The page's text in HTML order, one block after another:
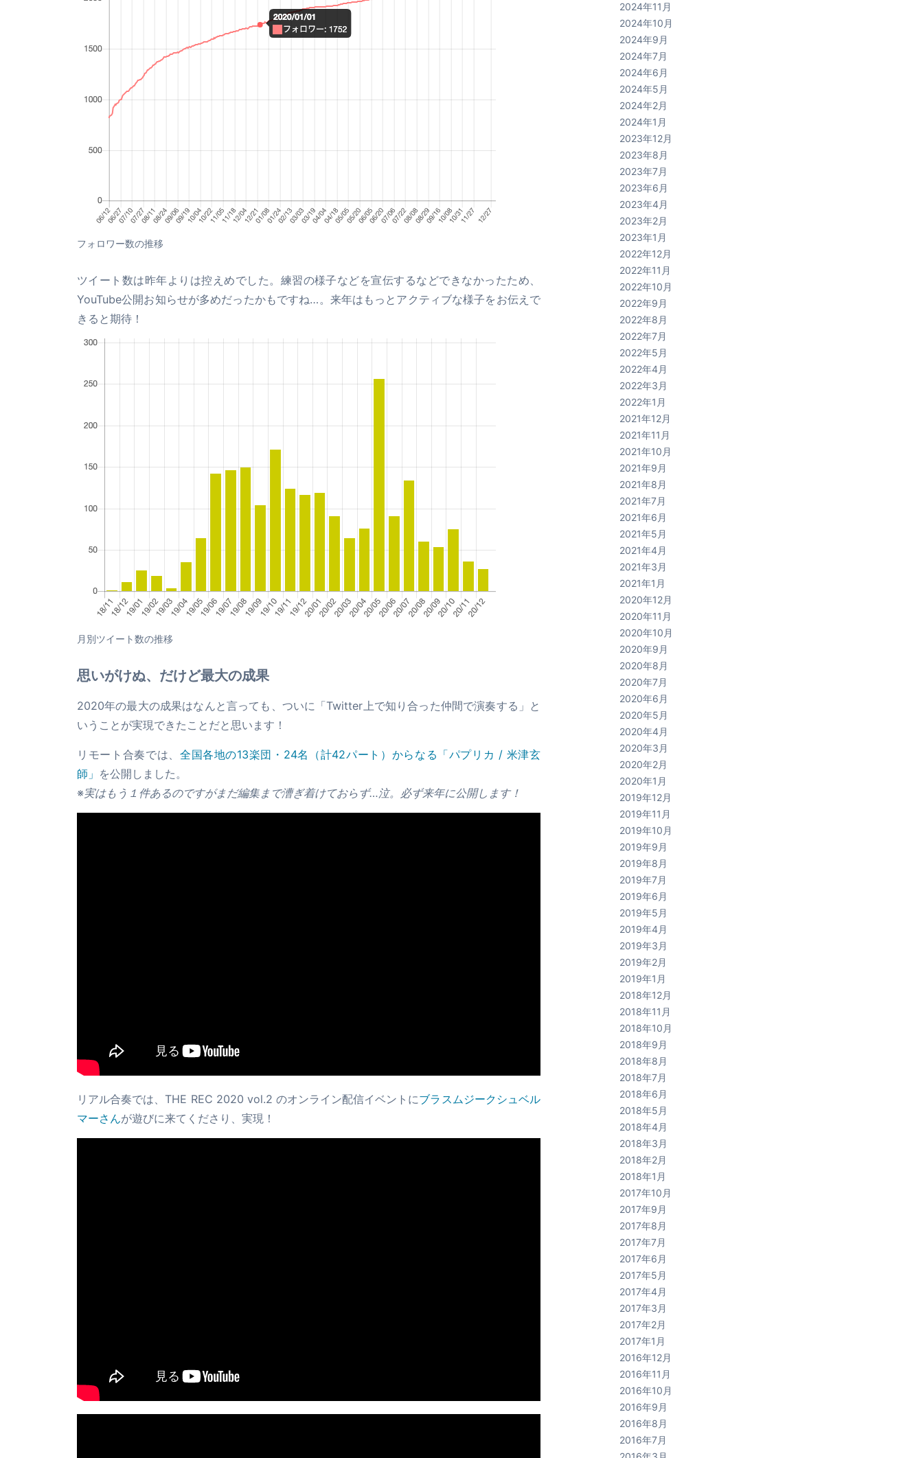
フォロワー数の推移
ツイート数は昨年よりは控えめでした。練習の様子などを宣伝するなどできなかったため、
YouTube公開お知らせが多めだったかもですね…。来年はもっとアクティブな様子をお伝えで
きると期待！
月別ツイート数の推移
思いがけぬ、だけど最大の成果
2020年の最大の成果はなんと言っても、ついに「Twitter上で知り合った仲間で演奏する」と
いうことが実現できたことだと思います！
リモート合奏では、 全国各地の13楽団・24名（計42パート）からなる「パプリカ / 米津玄
師」 を公開しました。
※実はもう１件あるのですがまだ編集まで漕ぎ着けておらず…泣。必ず来年に公開します！
リアル合奏では、THE REC 2020 vol.2 のオンライン配信イベントにブラスムジークシュベル
マーさんが遊びに来てくださり、実現！
2024年11月
2024年10月
2024年9月
2024年7月
2024年6月
2024年5月
2024年2月
2024年1月
2023年12月
2023年8月
2023年7月
2023年6月
2023年4月
2023年2月
2023年1月
2022年12月
2022年11月
2022年10月
2022年9月
2022年8月
2022年7月
2022年5月
2022年4月
2022年3月
2022年1月
2021年12月
2021年11月
2021年10月
2021年9月
2021年8月
2021年7月
2021年6月
2021年5月
2021年4月
2021年3月
2021年1月
2020年12月
2020年11月
2020年10月
2020年9月
2020年8月
2020年7月
2020年6月
2020年5月
2020年4月
2020年3月
2020年2月
2020年1月
2019年12月
2019年11月
2019年10月
2019年9月
2019年8月
2019年7月
2019年6月
2019年5月
2019年4月
2019年3月
2019年2月
2019年1月
2018年12月
2018年11月
2018年10月
2018年9月
2018年8月
2018年7月
2018年6月
2018年5月
2018年4月
2018年3月
2018年2月
2018年1月
2017年10月
2017年9月
2017年8月
2017年7月
2017年6月
2017年5月
2017年4月
2017年3月
2017年2月
2017年1月
2016年12月
2016年11月
2016年10月
2016年9月
2016年8月
2016年7月